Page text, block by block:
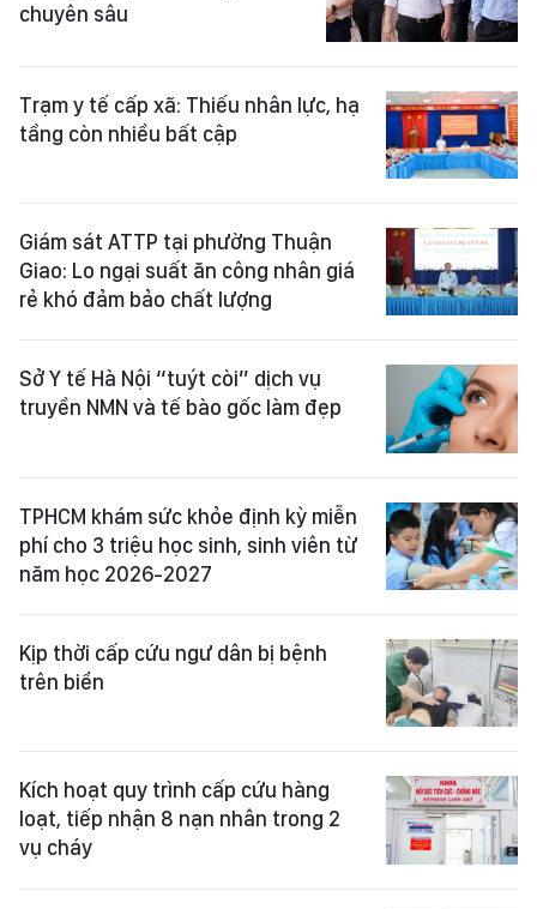
chuyên sâu
Trạm y tế cấp xã: Thiếu nhân lực, hạ
tầng còn nhiều bất cập
Giám sát ATTP tại phường Thuận
Giao: Lo ngại suất ăn công nhân giá
rẻ khó đảm bảo chất lượng
Sở Y tế Hà Nội “tuýt còi” dịch vụ
truyền NMN và tế bào gốc làm đẹp
TPHCM khám sức khỏe định kỳ miễn
phí cho 3 triệu học sinh, sinh viên từ
năm học 2026-2027
Kịp thời cấp cứu ngư dân bị bệnh
trên biển
Kích hoạt quy trình cấp cứu hàng
loạt, tiếp nhận 8 nạn nhân trong 2
vụ cháy